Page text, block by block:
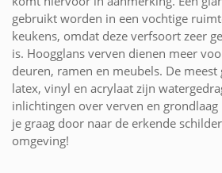
gebruikt worden in een vochtige
keukens, omdat deze verfsoort zeer
is. Hoogglans verven dienen meer
deuren, ramen en meubels. De
latex, vinyl en acrylaat zijn
inlichtingen over verven en
je graag door naar de erkende
omgeving!